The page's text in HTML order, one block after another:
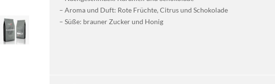
– Aroma und Duft: Rote Früchte, Citrus und Schokolade
– Süße: brauner Zucker und Honig